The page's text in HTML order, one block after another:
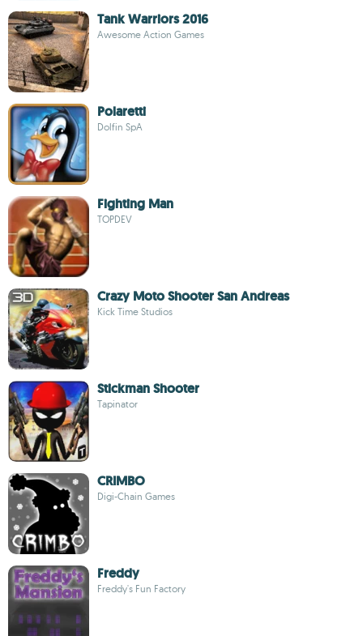
Tank Warriors 2016
Awesome Action Games
Polaretti
Dolfin SpA
Fighting Man
TOPDEV
Crazy Moto Shooter San Andreas
Kick Time Studios
Stickman Shooter
Tapinator
CRIMBO
Digi-Chain Games
Freddy
Freddy's Fun Factory